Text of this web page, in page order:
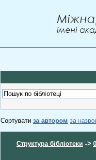
Сортувати за автором за
Структура бібліотеки ->